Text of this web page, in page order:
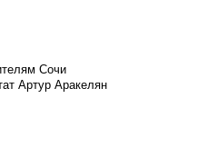
Сочи
Артур Аракелян